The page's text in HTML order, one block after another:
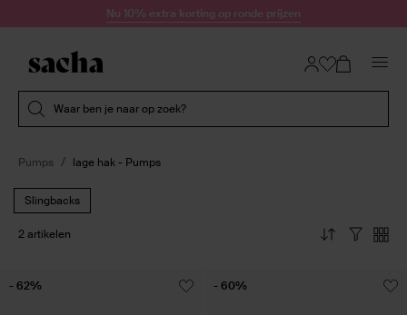
Doorgaan naar artikelNu 10% extra korting op ronde prijzen
Waar ben je naar op zoek?
Pumps lage hak - Pumps
Slingbacks
2 artikelen
- 62% - 60%